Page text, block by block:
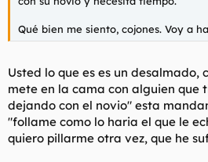
Qué bien me siento, cojones. Voy a
Usted lo que es es un desalmado,
mete en la cama con alguien que
dejando con el novio" esta
"follame como lo haria el que le
quiero pillarme otra vez, que he